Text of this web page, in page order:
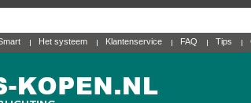
Het systeem Klantenservice FAQ Tips